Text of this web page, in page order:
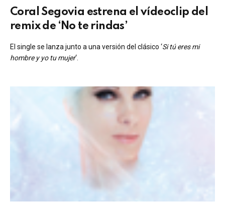
Coral Segovia estrena el vídeoclip del
remix de ‘No te rindas’
El single se lanza junto a una versión del clásico ‘Si tú eres mi
hombre y yo tu mujer‘.